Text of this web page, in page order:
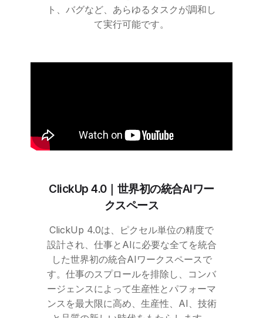
ト、バグなど、あらゆるタスクが調和し
て実行可能です。
ClickUp 4.0｜世界初の統合AIワー
クスペース
ClickUp 4.0は、ピクセル単位の精度で
設計され、仕事とAIに必要な全てを統合
した世界初の統合AIワークスペースで
す。仕事のスプロールを排除し、コンバ
ージェンスによって生産性とパフォーマ
ンスを最大限に高め、生産性、AI、技術